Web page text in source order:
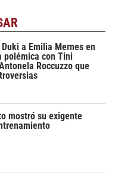
Duki a Emilia Mernes en
polémica con Tini
Roccuzzo que
mostró su exigente